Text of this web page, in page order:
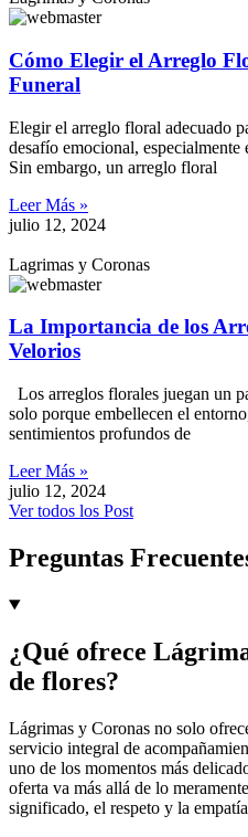
Cómo Elegir el Arreglo
Funeral
Elegir el arreglo floral adecuado
desafío emocional,
Sin embargo, un arreglo floral
Leer Más »
julio 12, 2024
Lagrimas y Coronas
La Importancia de los
Velorios
Los arreglos florales juegan un
solo porque embellecen el
sentimientos profundos de
Leer Más »
julio 12, 2024
Ver todos los Post
Preguntas
¿Qué ofrece
de flores?
Lágrimas y Coronas no solo
servicio integral de
uno de los momentos más
oferta va más allá de lo
significado, el respeto y la